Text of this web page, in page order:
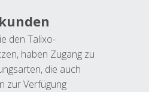
den Talixo-
haben Zugang zu
die auch
zur Verfügung